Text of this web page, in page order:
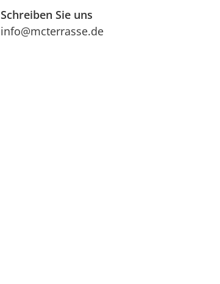
Schreiben Sie uns
info@mcterrasse.de